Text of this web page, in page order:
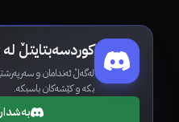
کوردسەبتایتڵ
لەگەڵ ئەندامان و
بکە و کێشەکان باسبکە.